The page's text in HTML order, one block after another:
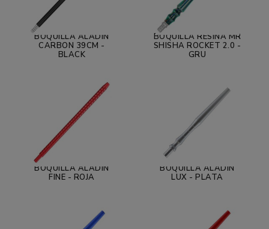
BOQUILLA ALADIN
CARBON 39CM -
BLACK
BOQUILLA RESINA MR
SHISHA ROCKET 2.0 -
GRU
BOQUILLA ALADÍN
FINE - ROJA
BOQUILLA ALADÍN
LUX - PLATA